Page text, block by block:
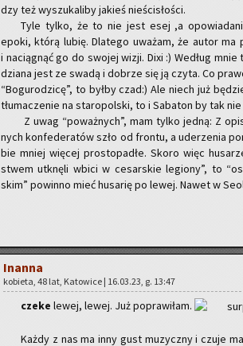
dzy też wy­szu­ka­li­by ja­kieś nie­ści­sło­ści.
Tyle tylko, że to nie jest esej ,a
epoki, którą lubię. Dla­te­go uwa­żam, że autor
i na­cią­gnąć go do swo­jej wizji. Dixi :) We­dług
dzia­na jest ze swadą i do­brze się ją czyta. Co
“Bo­gu­ro­dzi­cę”, to byłby czad:) Ale niech już
tłu­ma­cze­nie na sta­ro­pol­ski, to i Sa­ba­ton by tak nie
Z uwag “po­waż­nych”, mam tylko jedną: Z
nych kon­fe­de­ra­tów szło od fron­tu, a ude­rze­nia
bie mniej wię­cej pro­sto­pa­dłe. Skoro więc
stwem utknę­li wbici w ce­sar­skie le­gio­ny”, to
skim” po­win­no mieć hu­sa­rię po lewej. Nawet w
In­an­na
ko­bie­ta, 48 lat, Ka­to­wi­ce | 16.03.23, g. 13:47
czeke lewej, lewej. Już po­pra­wi­łam.
Każdy z nas ma inny gust mu­zycz­ny i czuje